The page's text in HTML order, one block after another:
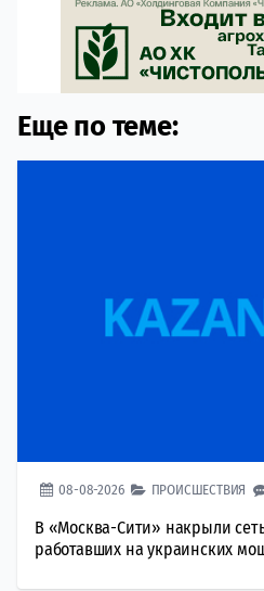
Еще по теме:
08-08-2026 ПРОИСШЕСТВИЯ
В «Москва-Сити» накрыли
работавших на украинских